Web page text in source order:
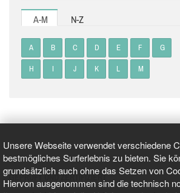
Unsere Webseite verwendet verschiedene
bestmögliches Surferlebnis zu bieten. Sie
grundsätzlich auch ohne das Setzen von
Hiervon ausgenommen sind die technisch
A-M N-Z
A B C D E F G
H I J K L M
GEPRÜFT UND ZERTIFIZIERT